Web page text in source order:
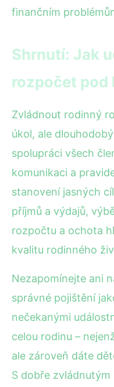
finančním
Shrnutí: Jak
rozpočet pod
Zvládnout rodinný
úkol, ale
spolupráci všech
komunikaci a
stanovení jasných
příjmů a výdajů,
rozpočtu a ochota
kvalitu rodinného
Nezapomínejte ani
správné pojištění
nečekanými
celou rodinu –
ale zároveň dáte
S dobře